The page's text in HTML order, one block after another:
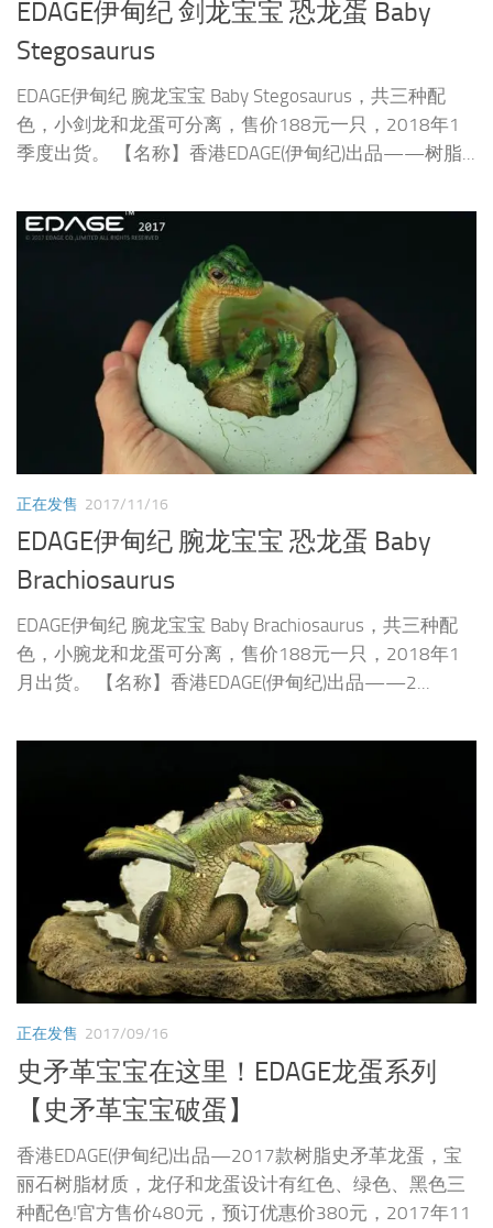
EDAGE伊甸纪 剑龙宝宝 恐龙蛋 Baby
Stegosaurus
EDAGE伊甸纪 腕龙宝宝 Baby Stegosaurus，共三种配
色，小剑龙和龙蛋可分离，售价188元一只，2018年1
季度出货。 【名称】香港EDAGE(伊甸纪)出品——树脂...
正在发售 2017/11/16
EDAGE伊甸纪 腕龙宝宝 恐龙蛋 Baby
Brachiosaurus
EDAGE伊甸纪 腕龙宝宝 Baby Brachiosaurus，共三种配
色，小腕龙和龙蛋可分离，售价188元一只，2018年1
月出货。 【名称】香港EDAGE(伊甸纪)出品——2...
正在发售 2017/09/16
史矛革宝宝在这里！EDAGE龙蛋系列
【史矛革宝宝破蛋】
香港EDAGE(伊甸纪)出品—2017款树脂史矛革龙蛋，宝
丽石树脂材质，龙仔和龙蛋设计有红色、绿色、黑色三
种配色!官方售价480元，预订优惠价380元，2017年11